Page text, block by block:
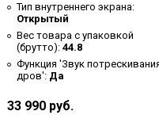
Тип внутреннего экрана:
Открытый
Вес товара с упаковкой
(брутто): 44.8
Функция 'Звук
дров': Да
33 990 руб.